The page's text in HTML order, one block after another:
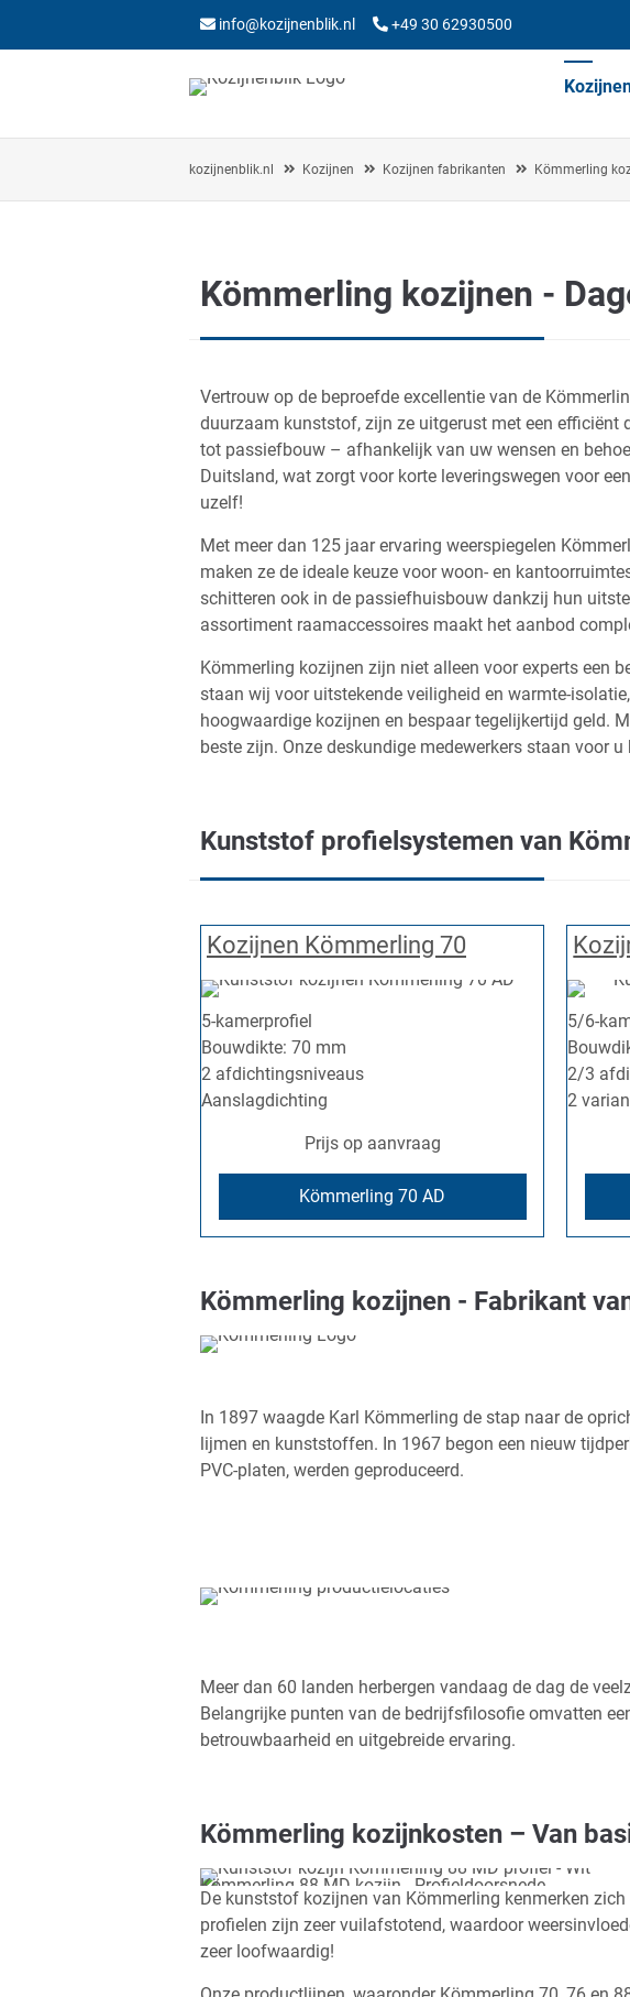
info@kozijnenblik.nl +49 30 62930500
kozijnenblik.nl Kozijnen Kozijnen fabrikanten Kömmerling
Kömmerling kozijnen -
Vertrouw op de beproefde excellentie van de
duurzaam kunststof, zijn ze uitgerust met een efficiënt
tot passiefbouw – afhankelijk van uw wensen en
Duitsland, wat zorgt voor korte leveringswegen voor
uzelf!
Met meer dan 125 jaar ervaring weerspiegelen
maken ze de ideale keuze voor woon- en
schitteren ook in de passiefhuisbouw dankzij hun
assortiment raamaccessoires maakt het aanbod
Kömmerling kozijnen zijn niet alleen voor experts een
staan wij voor uitstekende veiligheid en warmte-
hoogwaardige kozijnen en bespaar tegelijkertijd geld.
beste zijn. Onze deskundige medewerkers staan voor
Kunststof profielsystemen van
Kozijnen Kömmerling 70
5-kamerprofiel
Bouwdikte: 70 mm
2 afdichtingsniveaus
Aanslagdichting
Prijs op aanvraag
Kömmerling 70 AD
5/6-
2/3
2
Kömmerling kozijnen - Fabrikant
In 1897 waagde Karl Kömmerling de stap naar de
lijmen en kunststoffen. In 1967 begon een nieuw
PVC-platen, werden geproduceerd.
Meer dan 60 landen herbergen vandaag de dag de
Belangrijke punten van de bedrijfsfilosofie omvatten
betrouwbaarheid en uitgebreide ervaring.
Kömmerling kozijnkosten – Van
Kömmerling 88 MD kozijn - Profieldoorsnede
De kunststof kozijnen van Kömmerling kenmerken
profielen zijn zeer vuilafstotend, waardoor
zeer loofwaardig!